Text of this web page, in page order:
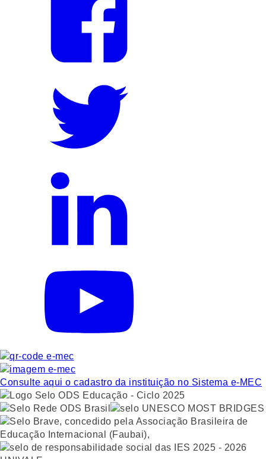
Consulte aqui o cadastro da instituição no Sistema e-MEC